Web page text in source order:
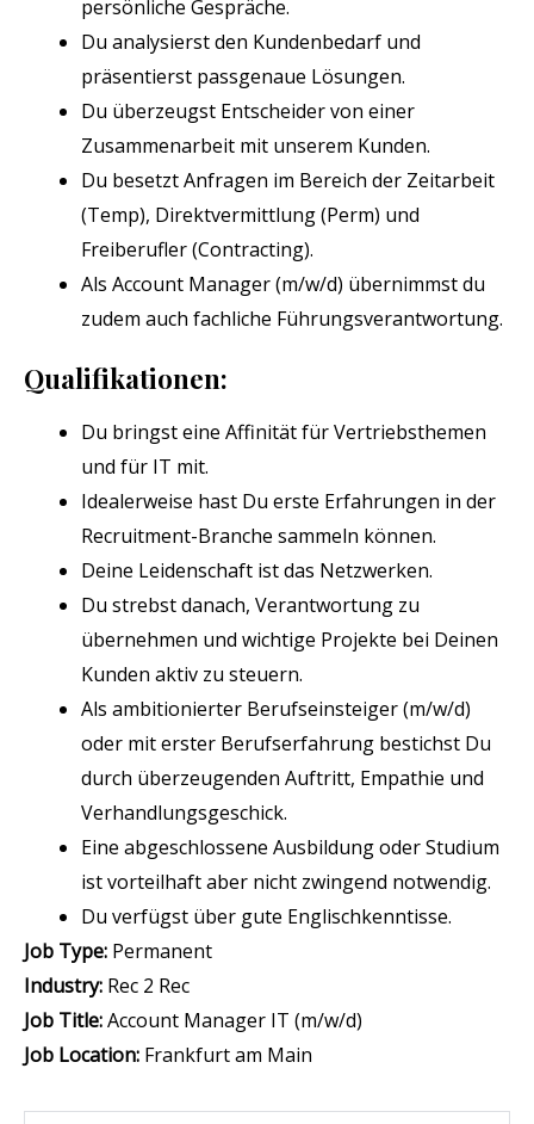
persönliche Gespräche.
Du analysierst den Kundenbedarf und
präsentierst passgenaue Lösungen.
Du überzeugst Entscheider von einer
Zusammenarbeit mit unserem Kunden.
Du besetzt Anfragen im Bereich der Zeitarbeit
(Temp), Direktvermittlung (Perm) und
Freiberufler (Contracting).
Als Account Manager (m/w/d) übernimmst du
zudem auch fachliche Führungsverantwortung.
Qualifikationen:
Du bringst eine Affinität für Vertriebsthemen
und für IT mit.
Idealerweise hast Du erste Erfahrungen in der
Recruitment-Branche sammeln können.
Deine Leidenschaft ist das Netzwerken.
Du strebst danach, Verantwortung zu
übernehmen und wichtige Projekte bei Deinen
Kunden aktiv zu steuern.
Als ambitionierter Berufseinsteiger (m/w/d)
oder mit erster Berufserfahrung bestichst Du
durch überzeugenden Auftritt, Empathie und
Verhandlungsgeschick.
Eine abgeschlossene Ausbildung oder Studium
ist vorteilhaft aber nicht zwingend notwendig.
Du verfügst über gute Englischkenntisse.
Job Type: Permanent
Industry: Rec 2 Rec
Job Title:Account Manager IT (m/w/d)
Job Location: Frankfurt am Main